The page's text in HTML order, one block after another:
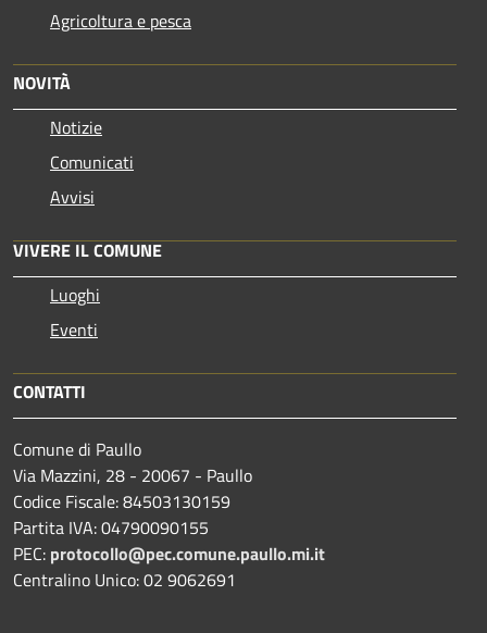
Agricoltura e pesca
NOVITÀ
Notizie
Comunicati
Avvisi
VIVERE IL COMUNE
Luoghi
Eventi
CONTATTI
Comune di Paullo
Via Mazzini, 28 - 20067 - Paullo
Codice Fiscale: 84503130159
Partita IVA: 04790090155
PEC: protocollo@pec.comune.paullo.mi.it
Centralino Unico: 02 9062691